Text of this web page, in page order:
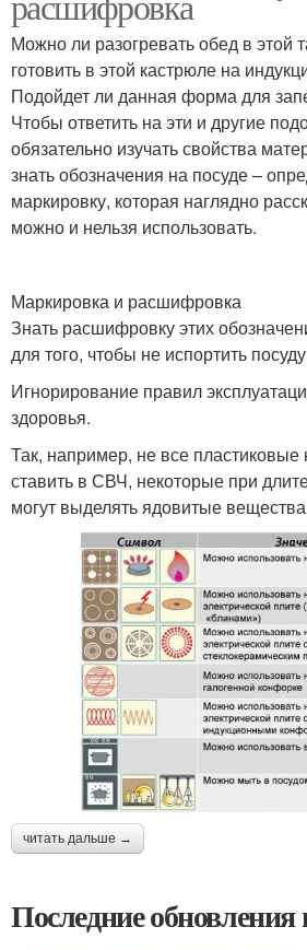
Можно ли разогревать обед в этой
готовить в этой кастрюле на
Подойдет ли данная форма для
Чтобы ответить на эти и другие
обязательно изучать свойства
знать обозначения на посуде –
маркировку, которая наглядно
можно и нельзя использовать.
Маркировка и расшифровка
Знать расшифровку этих
для того, чтобы не испортить
Игнорирование правил
здоровья.
Так, например, не все
ставить в СВЧ, некоторые при
могут выделять ядовитые
читать дальше →
Последние обновления